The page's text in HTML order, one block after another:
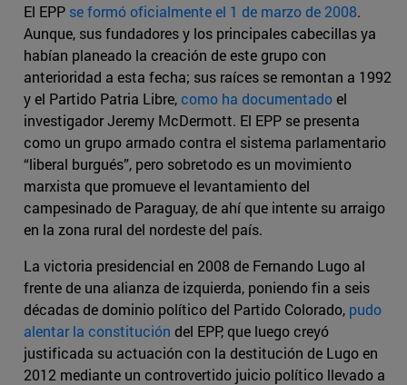
El EPP se formó oficialmente el 1 de marzo de 2008.
Aunque, sus fundadores y los principales cabecillas ya
habían planeado la creación de este grupo con
anterioridad a esta fecha; sus raíces se remontan a 1992
y el Partido Patria Libre,como ha documentadoel
investigador Jeremy McDermott. El EPP se presenta
como un grupo armado contra el sistema parlamentario
“liberal burgués”, pero sobretodo es un movimiento
marxista que promueve el levantamiento del
campesinado de Paraguay, de ahí que intente su arraigo
en la zona rural del nordeste del país.
La victoria presidencial en 2008 de Fernando Lugo al
frente de una alianza de izquierda, poniendo fin a seis
décadas de dominio político del Partido Colorado, pudo
alentar la constitución del EPP, que luego creyó
justificada su actuación con la destitución de Lugo en
2012 mediante un controvertido juicio político llevado a